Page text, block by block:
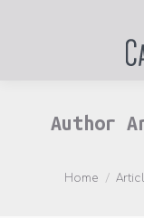
Author
You are here:
Home